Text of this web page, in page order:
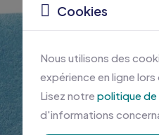
Cookies
Nous utilisons des
expérience en ligne
Lisez notre politique
d'informations